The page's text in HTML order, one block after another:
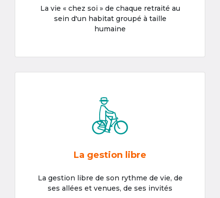
La vie « chez soi » de chaque retraité au
sein d'un habitat groupé à taille
humaine
La gestion libre
La gestion libre de son rythme de vie, de
ses allées et venues, de ses invités